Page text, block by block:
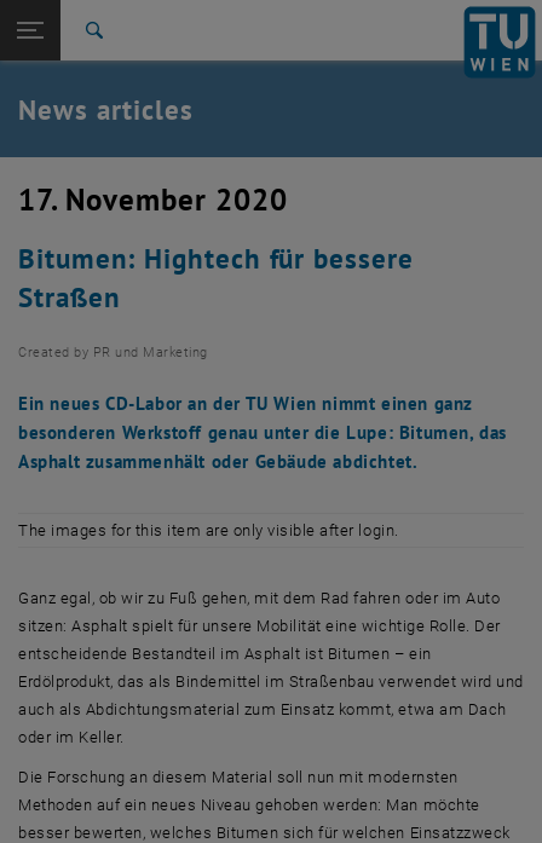
TU Login
Quicklinks
Toggle quicklinks menu
Studies
Career
Back: list subpages of parent page News
Back to:
News
News articles
News articles
17. November 2020
Bitumen: Hightech für bessere
Straßen
Created by PR und Marketing
Ein neues CD-Labor an der TU Wien nimmt einen ganz
besonderen Werkstoff genau unter die Lupe: Bitumen, das
Asphalt zusammenhält oder Gebäude abdichtet.
The images for this item are only visible after login.
Ganz egal, ob wir zu Fuß gehen, mit dem Rad fahren oder im Auto
sitzen: Asphalt spielt für unsere Mobilität eine wichtige Rolle. Der
entscheidende Bestandteil im Asphalt ist Bitumen – ein
Erdölprodukt, das als Bindemittel im Straßenbau verwendet wird und
auch als Abdichtungsmaterial zum Einsatz kommt, etwa am Dach
oder im Keller.
Die Forschung an diesem Material soll nun mit modernsten
Methoden auf ein neues Niveau gehoben werden: Man möchte
besser bewerten, welches Bitumen sich für welchen Einsatzzweck